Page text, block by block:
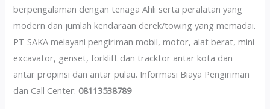
berpengalaman dengan tenaga Ahli serta peralatan yang
modern dan jumlah kendaraan derek/towing yang memadai.
PT SAKA melayani pengiriman mobil, motor, alat berat, mini
excavator, genset, forklift dan tracktor antar kota dan
antar propinsi dan antar pulau. Informasi Biaya Pengiriman
dan Call Center: 08113538789